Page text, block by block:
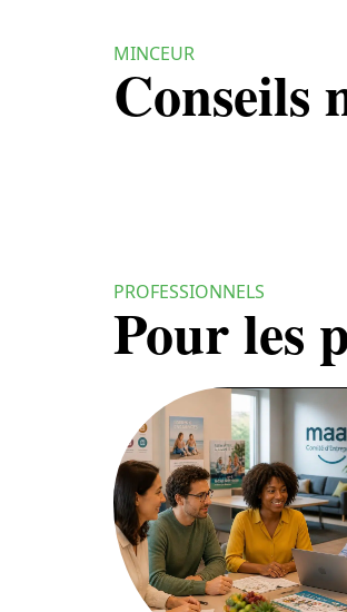
MINCEUR
Conseils
PROFESSIONNELS
Pour les